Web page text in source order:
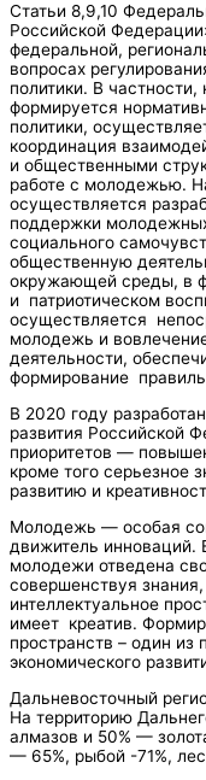
Статьи 8,9,10
Российской
федеральной,
вопросах
политики. В
формируется
политики,
координация
и общественными
работе с молодежью.
осуществляется
поддержки
социального
общественную
окружающей среды, в
и патриотическом
осуществляется
молодежь и
деятельности,
формирование
В 2020 году
развития Российской
приоритетов —
кроме того серьезное
развитию и
Молодежь — особая
движитель инноваций.
молодежи отведена
совершенствуя
интеллектуальное
имеет креатив.
пространств – один из
экономического
Дальневосточный
На территорию
алмазов и 50% —
— 65%, рыбой -71%,